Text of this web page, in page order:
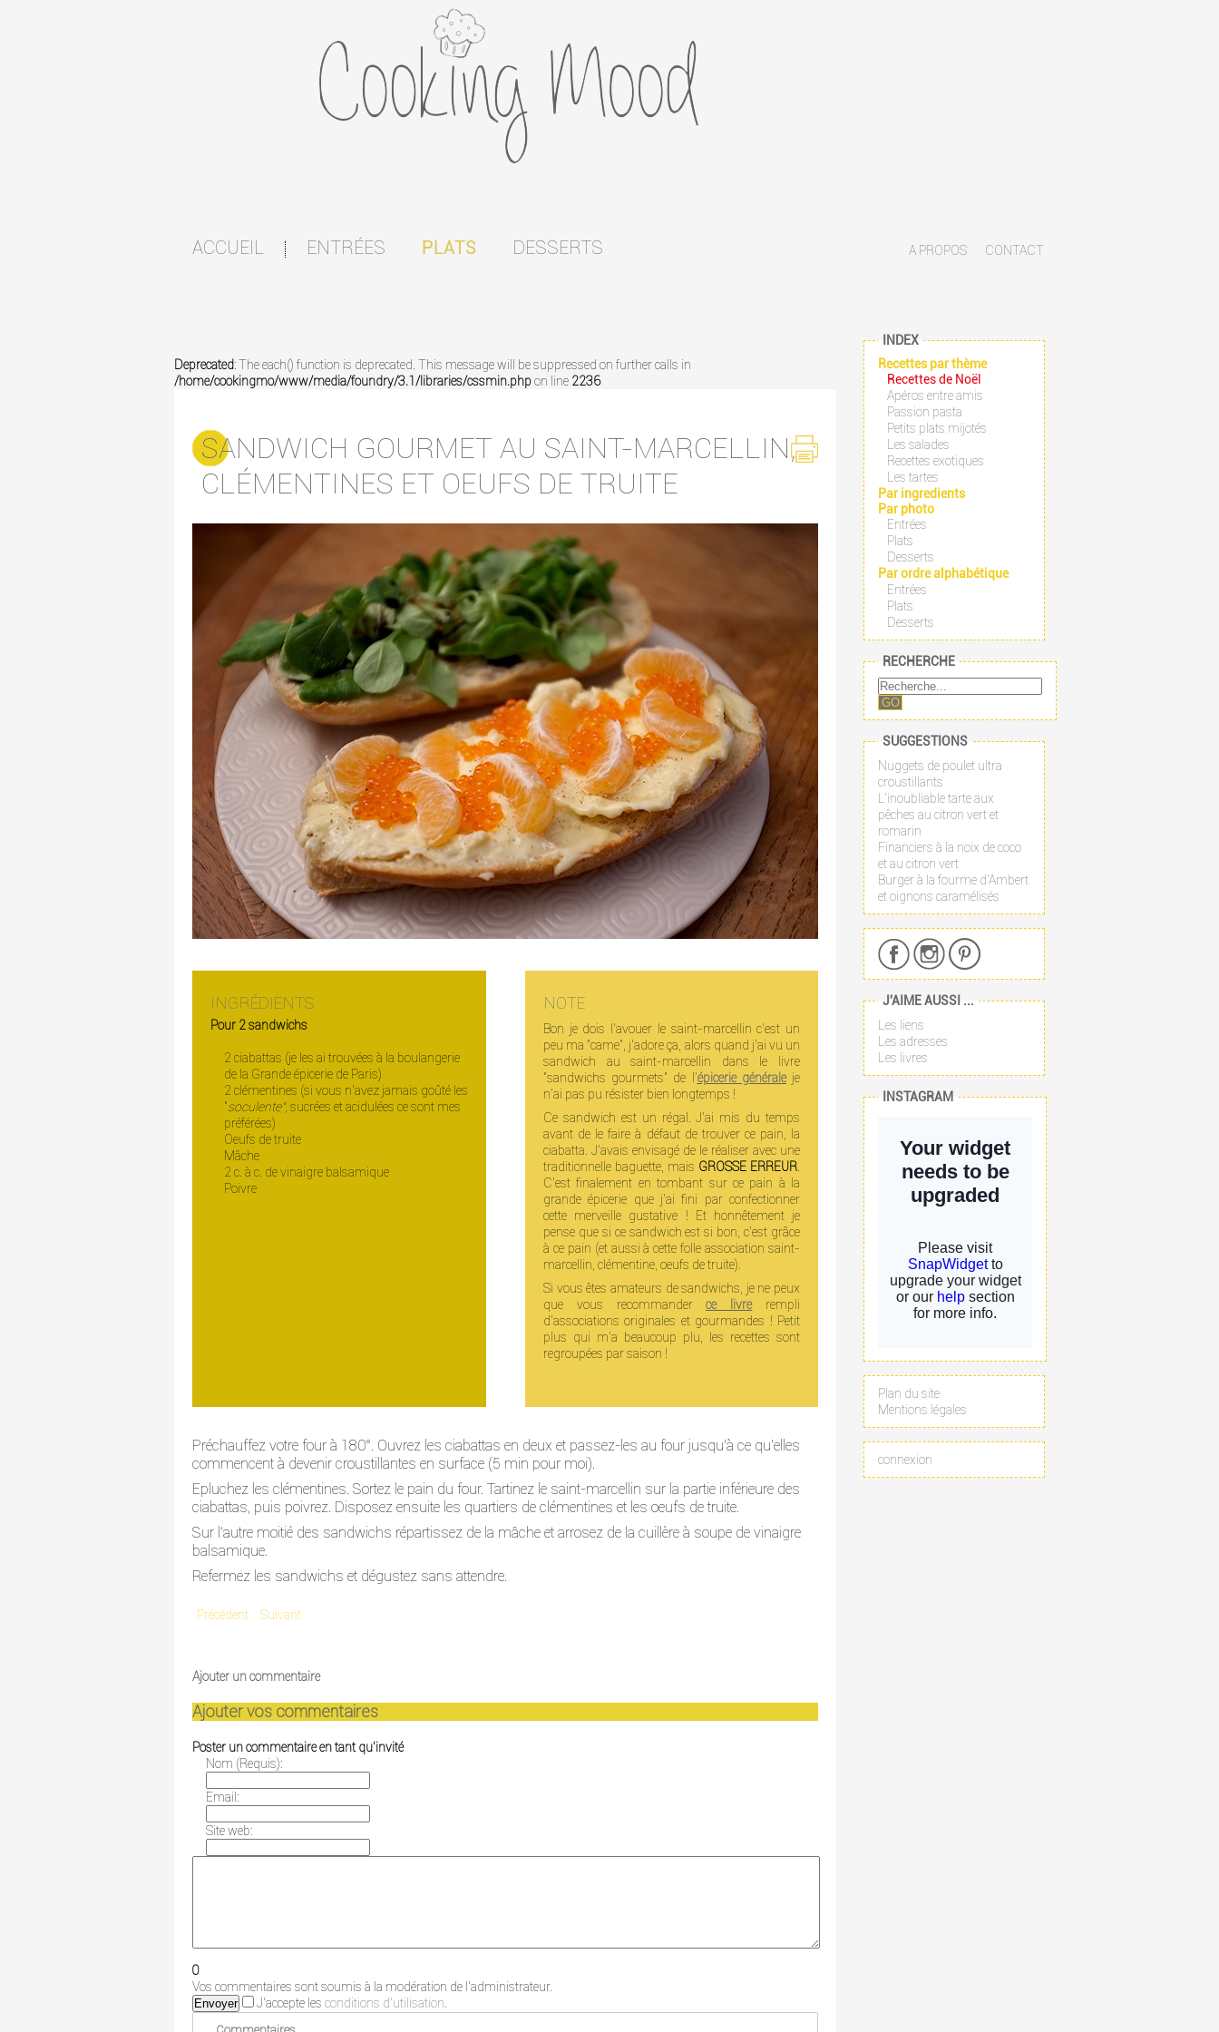
ACCUEIL ENTRÉES PLATS DESSERTS A PROPOS CONTACT
Deprecated: The each() function is deprecated. This message will be suppressed on further calls in
/home/cookingmo/www/media/foundry/3.1/libraries/cssmin.phpon line 2236
SANDWICH GOURMET AU SAINT-MARCELLIN,
CLÉMENTINES ET OEUFS DE TRUITE
INGRÉDIENTS
Pour 2 sandwichs
2 ciabattas (je les ai trouvées à la boulangerie
de la Grande épicerie de Paris)
2 clémentines (si vous n'avez jamais goûté les
"soculente", sucrées et acidulées ce sont mes
préférées)
Oeufs de truite
Mâche
2 c. à c. de vinaigre balsamique
Poivre
NOTE
Bon je dois l'avouer le saint-marcellin c'est un
peu ma "came", j'adore ça, alors quand j'ai vu un
sandwich au saint-marcellin dans le livre
"sandwichs gourmets" de l'épicerie générale je
n'ai pas pu résister bien longtemps !
Ce sandwich est un régal. J'ai mis du temps
avant de le faire à défaut de trouver ce pain, la
ciabatta. J'avais envisagé de le réaliser avec une
traditionnelle baguette, mais GROSSE ERREUR.
C'est finalement en tombant sur ce pain à la
grande épicerie que j'ai fini par confectionner
cette merveille gustative ! Et honnêtement je
pense que si ce sandwich est si bon, c'est grâce
à ce pain (et aussi à cette folle association saint-
marcellin, clémentine, oeufs de truite).
Si vous êtes amateurs de sandwichs, je ne peux
que vous recommanderce livrerempli
d'associations originales et gourmandes ! Petit
plus qui m'a beaucoup plu, les recettes sont
regroupées par saison !
Préchauffez votre four à 180°. Ouvrez les ciabattas en deux et passez-les au four jusqu'à ce qu'elles
commencent à devenir croustillantes en surface (5 min pour moi).
Epluchez les clémentines. Sortez le pain du four. Tartinez le saint-marcellin sur la partie inférieure des
ciabattas, puis poivrez. Disposez ensuite les quartiers de clémentines et les oeufs de truite.
Sur l'autre moitié des sandwichs répartissez de la mâche et arrosez de la cuillère à soupe de vinaigre
balsamique.
Refermez les sandwichs et dégustez sans attendre.
Précédent Suivant
Ajouter un commentaire
Ajouter vos commentaires
Poster un commentaire en tant qu'invité
Nom (Requis):
Email:
Site web:
0
Vos commentaires sont soumis à la modération de l'administrateur.
Envoyer J'accepte les conditions d'utilisation.
INDEX
Recettes par thème
Recettes de Noël
Apéros entre amis
Passion pasta
Petits plats mijotés
Les salades
Recettes exotiques
Les tartes
Par ingredients
Par photo
Entrées
Plats
Desserts
Par ordre alphabétique
Entrées
Plats
Desserts
RECHERCHE
GO
SUGGESTIONS
Nuggets de poulet ultra
croustillants
L'inoubliable tarte aux
pêches au citron vert et
romarin
Financiers à la noix de coco
et au citron vert
Burger à la fourme d'Ambert
et oignons caramélisés
J'AIME AUSSI ...
Les liens
Les adresses
Les livres
INSTAGRAM
Plan du site
Mentions légales
connexion